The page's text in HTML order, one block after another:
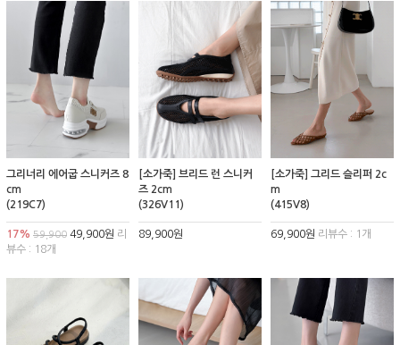
그리너리 에어굽 스니커즈 8
cm
(219C7)
17% 59,900 49,900원 리
뷰수 : 18개
[소가죽] 브리드 런 스니커
즈 2cm
(326V11)
89,900원
[소가죽] 그리드 슬리퍼 2c
m
(415V8)
69,900원 리뷰수 : 1개